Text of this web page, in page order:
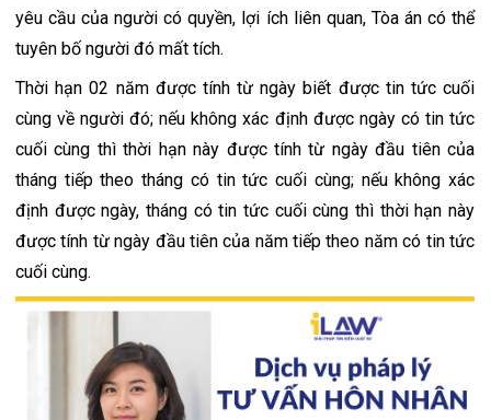
yêu cầu của người có quyền, lợi ích liên quan, Tòa án có thể
tuyên bố người đó mất tích.
Thời hạn 02 năm được tính từ ngày biết được tin tức cuối
cùng về người đó; nếu không xác định được ngày có tin tức
cuối cùng thì thời hạn này được tính từ ngày đầu tiên của
tháng tiếp theo tháng có tin tức cuối cùng; nếu không xác
định được ngày, tháng có tin tức cuối cùng thì thời hạn này
được tính từ ngày đầu tiên của năm tiếp theo năm có tin tức
cuối cùng.